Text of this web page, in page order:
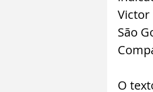
Victor
São
O